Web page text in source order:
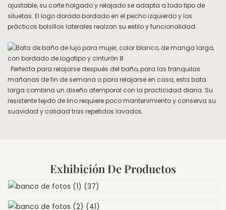
ajustable, su corte holgado y relajado se adapta a todo tipo de
siluetas. El logo dorado bordado en el pecho izquierdo y los
prácticos bolsillos laterales realzan su estilo y funcionalidad.
Perfecta para relajarse después del baño, para las tranquilas
mañanas de fin de semana o para relajarse en casa, esta bata
larga combina un diseño atemporal con la practicidad diaria. Su
resistente tejido de lino requiere poco mantenimiento y conserva su
suavidad y calidad tras repetidos lavados.
Exhibición De Productos